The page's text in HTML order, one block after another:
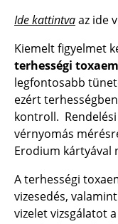
Ide kattintvaaz ide
Kiemelt figyelmet
terhességi
legfontosabb
ezért
kontroll.
vérnyomás
Erodium kártyával
A terhességi
vizesedés,
vizelet vizsgálatot